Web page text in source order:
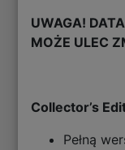
UWAGA!
MOŻE ULEC
Collector’s
Pełną